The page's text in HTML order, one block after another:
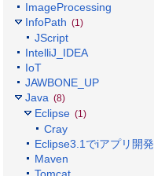
ImageProcessing
InfoPath (1)
JScript
IntelliJ_IDEA
IoT
JAWBONE_UP
Java (8)
Eclipse (1)
Cray
Eclipse3.1でiアプリ開発
Maven